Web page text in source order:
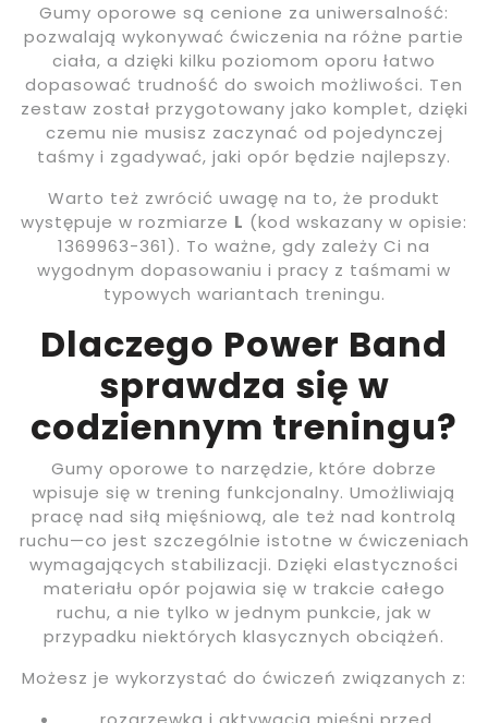
Gumy oporowe są cenione za uniwersalność:
pozwalają wykonywać ćwiczenia na różne partie
ciała, a dzięki kilku poziomom oporu łatwo
dopasować trudność do swoich możliwości. Ten
zestaw został przygotowany jako komplet, dzięki
czemu nie musisz zaczynać od pojedynczej
taśmy i zgadywać, jaki opór będzie najlepszy.
Warto też zwrócić uwagę na to, że produkt
występuje w rozmiarze L (kod wskazany w opisie:
1369963-361). To ważne, gdy zależy Ci na
wygodnym dopasowaniu i pracy z taśmami w
typowych wariantach treningu.
Dlaczego Power Band
sprawdza się w
codziennym treningu?
Gumy oporowe to narzędzie, które dobrze
wpisuje się w trening funkcjonalny. Umożliwiają
pracę nad siłą mięśniową, ale też nad kontrolą
ruchu—co jest szczególnie istotne w ćwiczeniach
wymagających stabilizacji. Dzięki elastyczności
materiału opór pojawia się w trakcie całego
ruchu, a nie tylko w jednym punkcie, jak w
przypadku niektórych klasycznych obciążeń.
Możesz je wykorzystać do ćwiczeń związanych z: